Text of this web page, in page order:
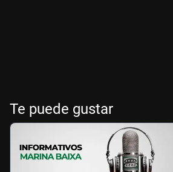
Te puede gustar